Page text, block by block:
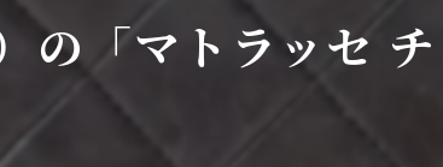
「マトラッセ